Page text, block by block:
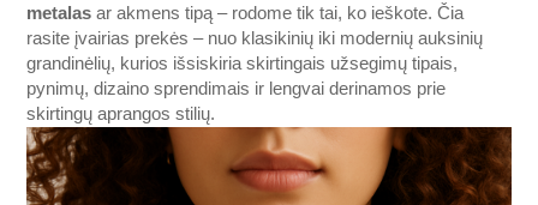
metalas ar akmens tipą – rodome tik tai, ko ieškote. Čia
rasite įvairias prekės – nuo klasikinių iki modernių auksinių
grandinėlių, kurios išsiskiria skirtingais užsegimų tipais,
pynimų, dizaino sprendimais ir lengvai derinamos prie
skirtingų aprangos stilių.